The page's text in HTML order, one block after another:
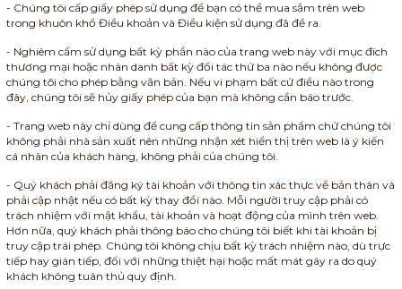
- Chúng tôi cấp giấy phép sử dụng để bạn có thể mua sắm trên web
trong khuôn khổ Điều khoản và Điều kiện sử dụng đã đề ra.
- Nghiêm cấm sử dụng bất kỳ phần nào của trang web này với mục đích
thương mại hoặc nhân danh bất kỳ đối tác thứ ba nào nếu không được
chúng tôi cho phép bằng văn bản. Nếu vi phạm bất cứ điều nào trong
đây, chúng tôi sẽ hủy giấy phép của bạn mà không cần báo trước.
- Trang web này chỉ dùng để cung cấp thông tin sản phẩm chứ chúng tôi
không phải nhà sản xuất nên những nhận xét hiển thị trên web là ý kiến
cá nhân của khách hàng, không phải của chúng tôi.
- Quý khách phải đăng ký tài khoản với thông tin xác thực về bản thân và
phải cập nhật nếu có bất kỳ thay đổi nào. Mỗi người truy cập phải có
trách nhiệm với mật khẩu, tài khoản và hoạt động của mình trên web.
Hơn nữa, quý khách phải thông báo cho chúng tôi biết khi tài khoản bị
truy cập trái phép. Chúng tôi không chịu bất kỳ trách nhiệm nào, dù trực
tiếp hay gián tiếp, đối với những thiệt hại hoặc mất mát gây ra do quý
khách không tuân thủ quy định.